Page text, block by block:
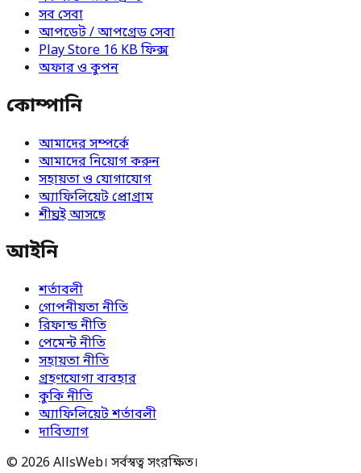
সব সেবা
আপডেট / আপগ্রেড সেবা
Play Store 16 KB ফিক্স
অফার ও কুপন
কোম্পানি
আমাদের সম্পর্কে
আমাদের নিয়োগ করুন
সহায়তা ও যোগাযোগ
অ্যাফিলিয়েট প্রোগ্রাম
শীঘ্রই আসছে
আইনি
শর্তাবলী
গোপনীয়তা নীতি
রিফান্ড নীতি
পেমেন্ট নীতি
সহায়তা নীতি
গ্রহণযোগ্য ব্যবহার
কুকি নীতি
অ্যাফিলিয়েট শর্তাবলী
দাবিত্যাগ
© 2026 AllsWeb। সর্বস্বত্ব সংরক্ষিত।